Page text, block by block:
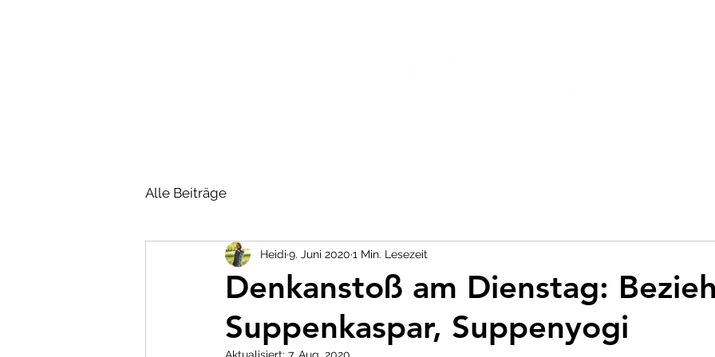
Alle Beiträge
Denkanstoß am Dienstag:
Suppenkaspar, Suppenyogi
Heidi 9. Juni 2020 1 Min. Lesezeit